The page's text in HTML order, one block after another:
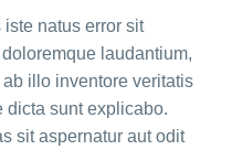
natus error sit
laudantium,
illo inventore veritatis
dicta sunt explicabo.
sit aspernatur aut odit